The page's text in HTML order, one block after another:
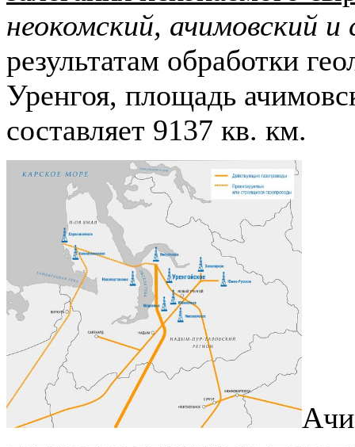
неокомский, ачимовский и
результатам обработки
Уренгоя, площадь
составляет 9137 кв. км.